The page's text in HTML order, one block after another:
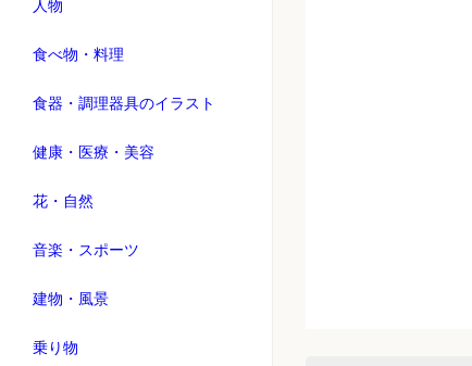
人物
食べ物・料理
食器・調理器具のイラスト
健康・医療・美容
花・自然
音楽・スポーツ
建物・風景
乗り物